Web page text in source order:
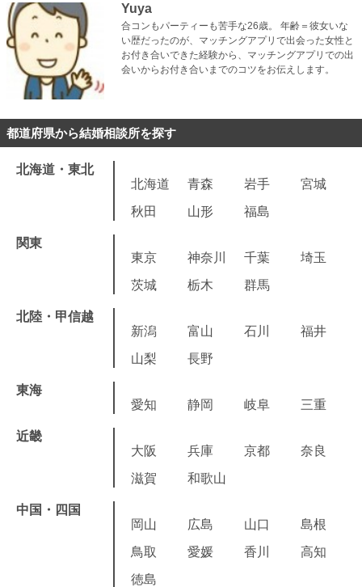
Yuya
合コンもパーティーも苦手な26歳。 年齢＝彼女いな
い歴だったのが、マッチングアプリで出会った女性と
お付き合いできた経験から、マッチングアプリでの出
会いからお付き合いまでのコツをお伝えします。
都道府県から結婚相談所を探す
北海道・東北
北海道
青森 岩手
宮城
秋田
山形 福島
関東
東京
神奈川 千葉
埼玉
茨城
栃木 群馬
北陸・甲信越
新潟
富山 石川
福井
山梨
長野
東海
愛知
静岡 岐阜 三重
近畿
大阪
兵庫 京都
奈良
滋賀
和歌山
中国・四国
岡山
広島 山口
島根
鳥取
愛媛 香川
高知
徳島